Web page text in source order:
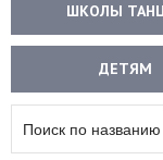
ШКОЛЫ
ДЕТЯМ